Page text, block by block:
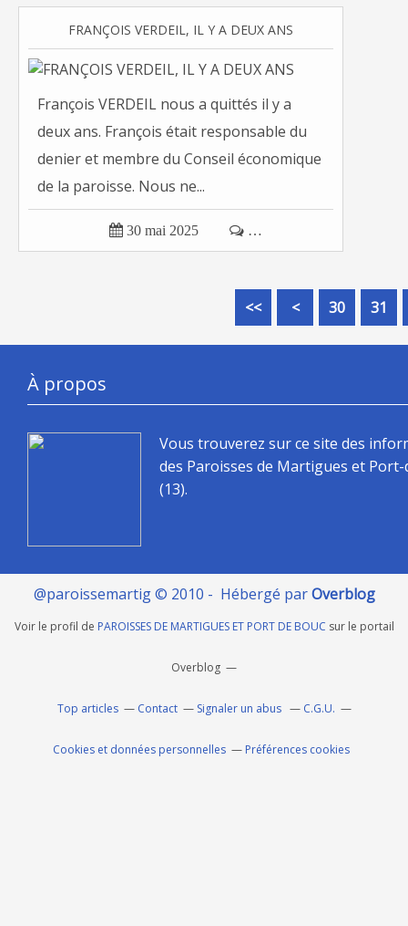
FRANÇOIS VERDEIL, IL Y A DEUX ANS
François VERDEIL nous a quittés il y a
deux ans. François était responsable du
denier et membre du Conseil économique
de la paroisse. Nous ne...
 30 mai 2025  …
<< < 10
20
30 31
À propos
Vous trouverez sur ce site des
des Paroisses de Martigues et
(13).
@paroissemartig © 2010 - Hébergé parOverblog
Voir le profil de PAROISSES DE MARTIGUES ET PORT DE BOUC sur le portail
Overblog
Top articles Contact Signaler un abus C.G.U.
Cookies et données personnelles Préférences cookies